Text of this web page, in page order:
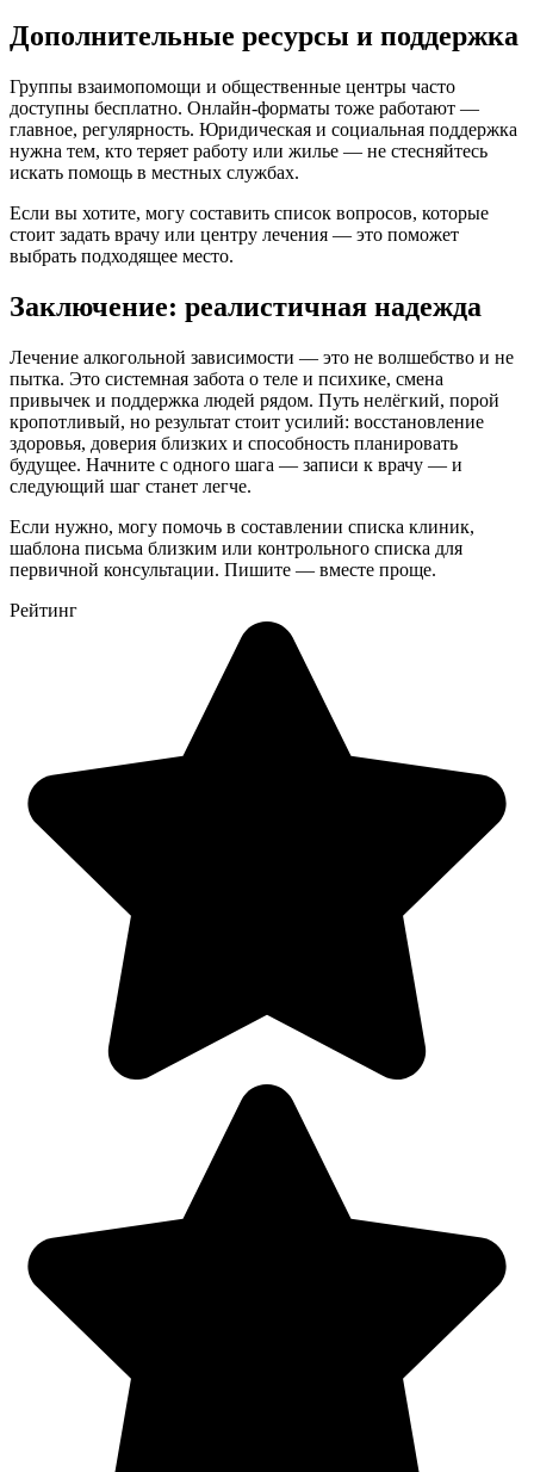
Дополнительные ресурсы и поддержка
Группы взаимопомощи и общественные центры часто
доступны бесплатно. Онлайн-форматы тоже работают —
главное, регулярность. Юридическая и социальная поддержка
нужна тем, кто теряет работу или жилье — не стесняйтесь
искать помощь в местных службах.
Если вы хотите, могу составить список вопросов, которые
стоит задать врачу или центру лечения — это поможет
выбрать подходящее место.
Заключение: реалистичная надежда
Лечение алкогольной зависимости — это не волшебство и не
пытка. Это системная забота о теле и психике, смена
привычек и поддержка людей рядом. Путь нелёгкий, порой
кропотливый, но результат стоит усилий: восстановление
здоровья, доверия близких и способность планировать
будущее. Начните с одного шага — записи к врачу — и
следующий шаг станет легче.
Если нужно, могу помочь в составлении списка клиник,
шаблона письма близким или контрольного списка для
первичной консультации. Пишите — вместе проще.
Рейтинг